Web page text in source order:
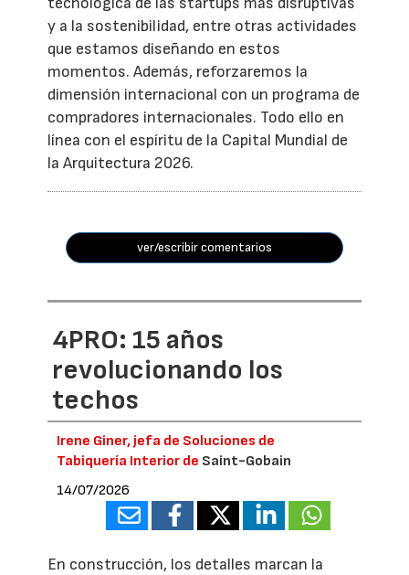
y a la sostenibilidad, entre otras actividades
que estamos diseñando en estos
momentos. Además, reforzaremos la
dimensión internacional con un programa de
compradores internacionales. Todo ello en
línea con el espíritu de la Capital Mundial de
la Arquitectura 2026.
ver/escribir comentarios
4PRO: 15 años
revolucionando los
techos
Irene Giner, jefa de Soluciones de
Tabiquería Interior de Saint-Gobain
14/07/2026
En construcción, los detalles marcan la